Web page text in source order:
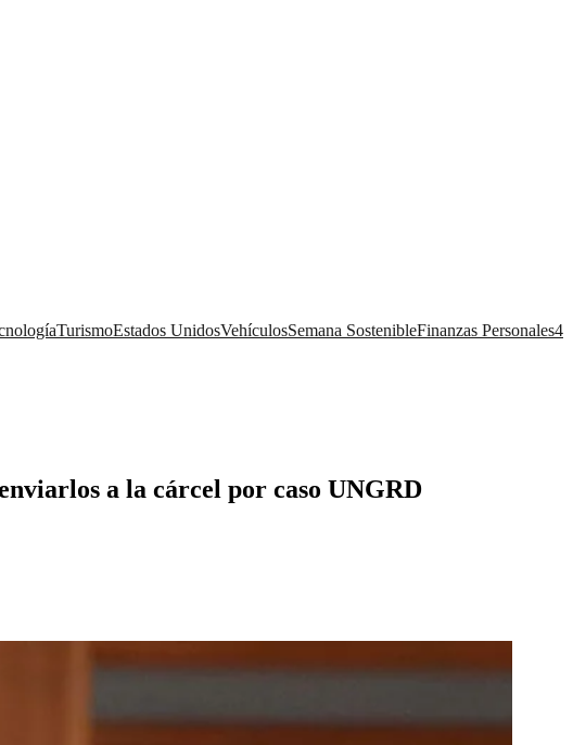
TurismoEstados UnidosVehículosSemana SostenibleFinanzas Personales4
a la cárcel por caso UNGRD